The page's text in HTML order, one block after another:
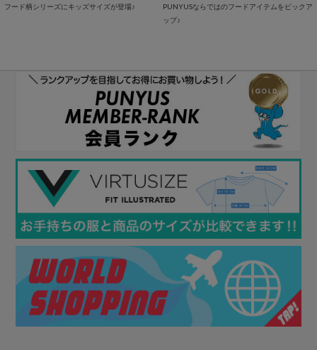
フード柄シリーズにキッズサイズが登場♪
PUNYUSならではのフードアイテムをピックア
ップ♪